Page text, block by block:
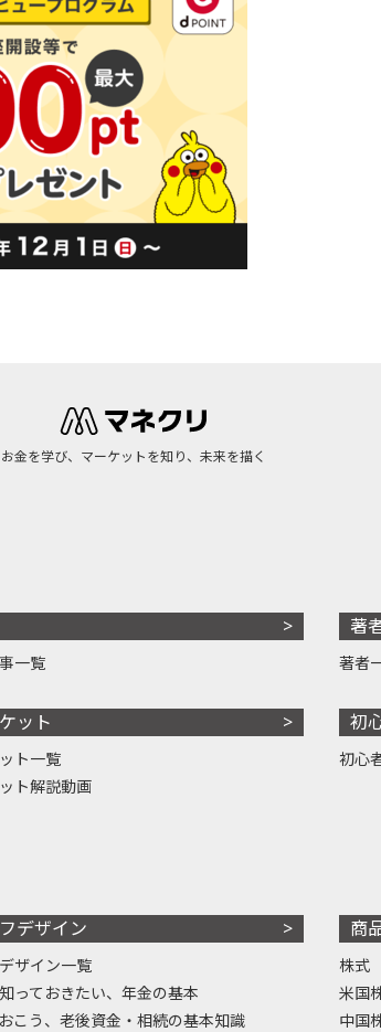
お金を学び、マーケットを知り、未来を描く
一覧
ット
ト一覧
ト解説動画
著
著者
初
初心
デザイン
ザイン一覧
っておきたい、年金の基本
こう、老後資金・相続の基本知識
商
株式
米国
中国